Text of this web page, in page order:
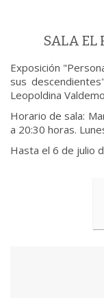
SALA EL
Exposición
sus
Leopoldina
Horario de sala:
a 20:30 horas.
Hasta el 6 de julio